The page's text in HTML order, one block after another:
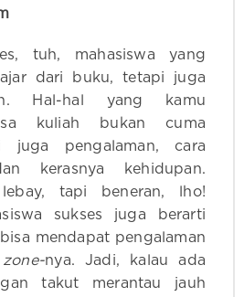
tuh, mahasiswa yang
dari buku, tetapi juga
Hal-hal yang kamu
kuliah bukan cuma
juga pengalaman, cara
kerasnya kehidupan.
lebay, tapi beneran, lho!
sukses juga berarti
mendapat pengalaman
nya. Jadi, kalau ada
takut merantau jauh